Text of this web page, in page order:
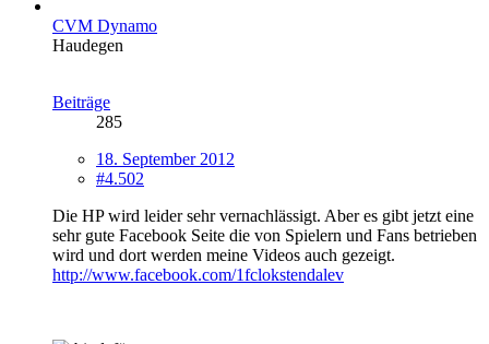
CVM Dynamo
Haudegen
Beiträge
285
18. September 2012
#4.502
Die HP wird leider sehr vernachlässigt. Aber es gibt jetzt eine
sehr gute Facebook Seite die von Spielern und Fans betrieben
wird und dort werden meine Videos auch gezeigt.
http://www.facebook.com/1fclokstendalev